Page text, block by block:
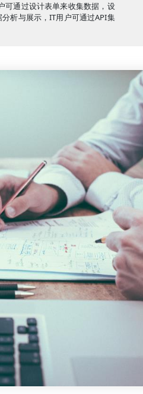
可通过设计表单来收集数据，设
析与展示，IT用户可通过API集